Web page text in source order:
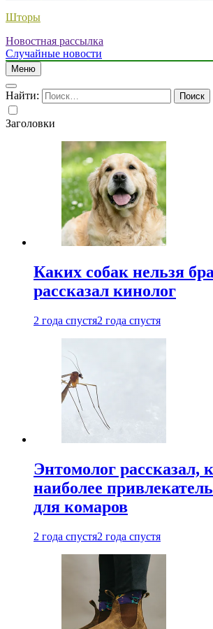
Шторы
Новостная рассылка
Случайные новости
Меню
Найти:
Заголовки
Каких собак нельзя
рассказал кинолог
2 года спустя2 года спустя
Энтомолог рассказал,
наиболее
для комаров
2 года спустя2 года спустя